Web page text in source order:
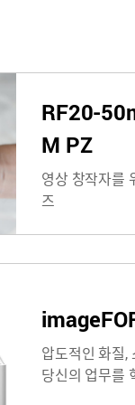
RF20-
M PZ
영상 창작자를
즈
압도적인 화질,
당신의 업무를